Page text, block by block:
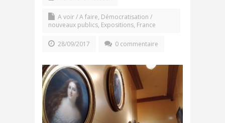
A voir / A faire, Démocratisation /
nouveaux publics, Expositions, France
28/09/2017 0 commentaire